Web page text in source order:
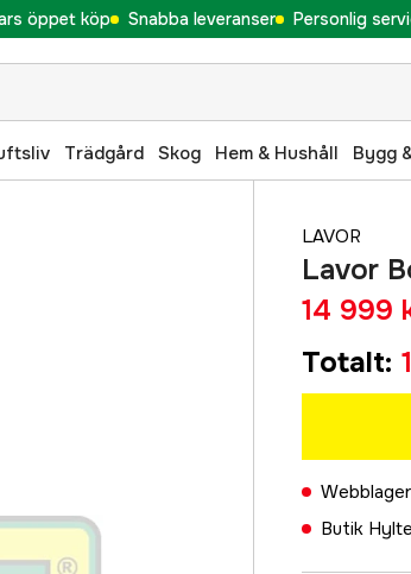
öppet köp Snabba leveranser Personlig
Trädgård Skog Hem & Hushåll Bygg
LAVOR
Lavor
14 999
Totalt:
Butik